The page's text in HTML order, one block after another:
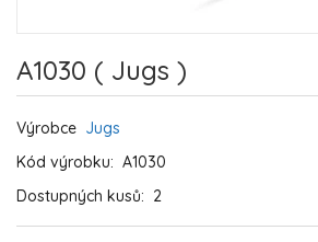
A1030 ( Jugs )
Výrobce Jugs
Kód výrobku: A1030
Dostupných kusů: 2